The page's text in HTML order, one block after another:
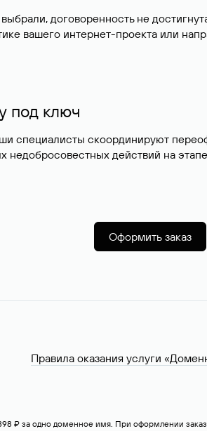
договоренность не
вашего интернет-проекта или
под ключ
специалисты скоординируют
недобросовестных действий на
Оформить заказ
Правила оказания услуги
₽ за одно доменное имя. При оформлении